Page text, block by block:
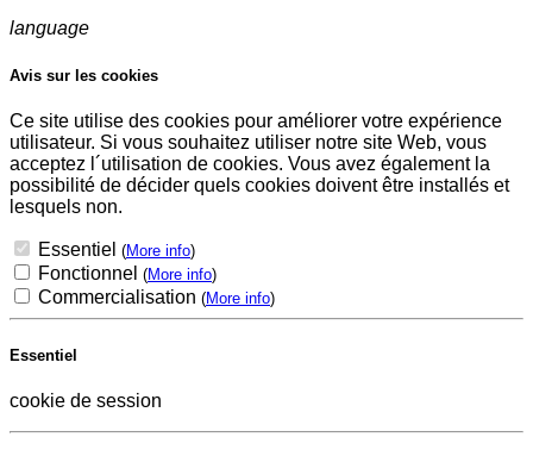
language
Avis sur les cookies
Ce site utilise des cookies pour améliorer votre expérience
utilisateur. Si vous souhaitez utiliser notre site Web, vous
acceptez l´utilisation de cookies. Vous avez également la
possibilité de décider quels cookies doivent être installés et
lesquels non.
Essentiel (More info)
Fonctionnel (More info)
Commercialisation (More info)
Essentiel
cookie de session